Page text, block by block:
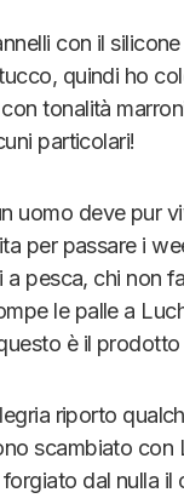
con il
quindi ho
tonalità
particolari!
uomo deve pur
per passare i
a pesca, chi non
le palle a
è il
riporto
scambiato con
dal nulla il